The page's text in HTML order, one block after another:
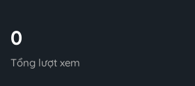
0
Tổng lượt xem